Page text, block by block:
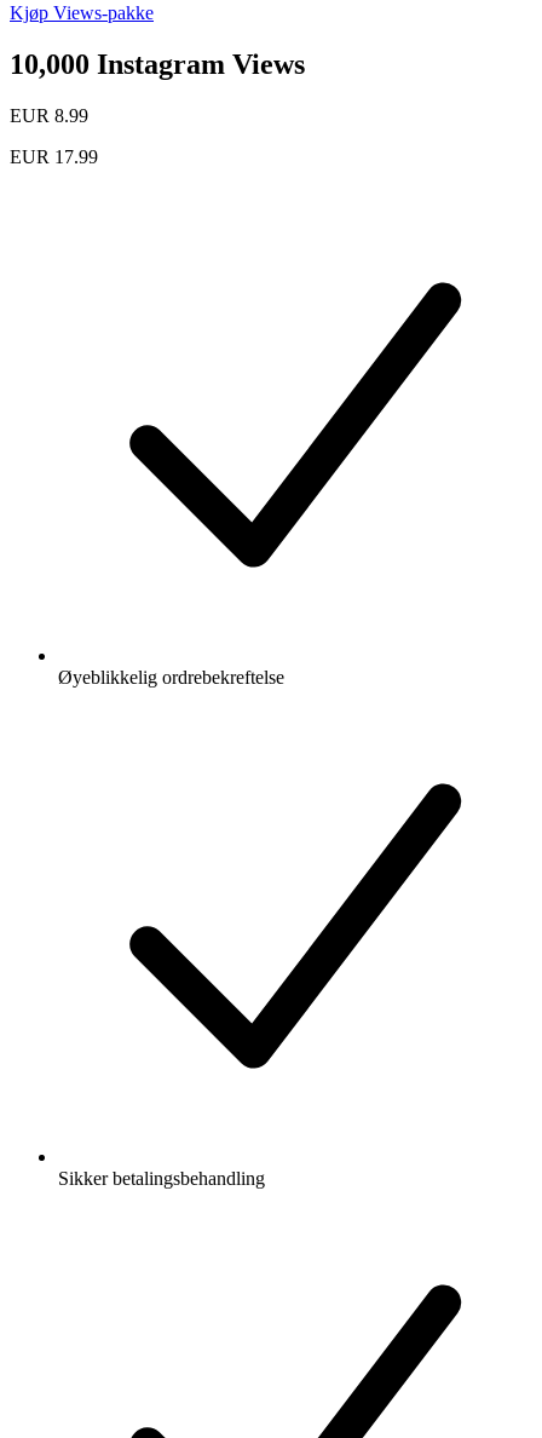
Kjøp Views-pakke
10,000 Instagram Views
EUR 8.99
EUR 17.99
Øyeblikkelig ordrebekreftelse
Sikker betalingsbehandling